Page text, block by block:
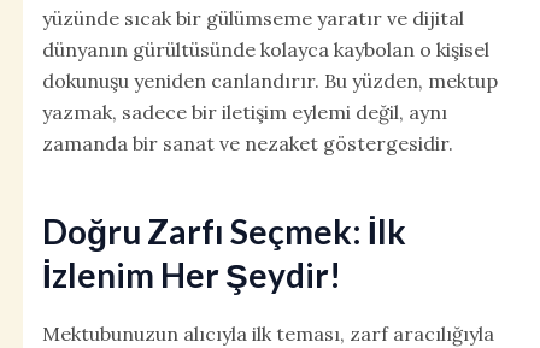
yüzünde sıcak bir gülümseme yaratır ve dijital
dünyanın gürültüsünde kolayca kaybolan o kişisel
dokunuşu yeniden canlandırır. Bu yüzden, mektup
yazmak, sadece bir iletişim eylemi değil, aynı
zamanda bir sanat ve nezaket göstergesidir.
Doğru Zarfı Seçmek: İlk
İzlenim Her Şeydir!
Mektubunuzun alıcıyla ilk teması, zarf aracılığıyla